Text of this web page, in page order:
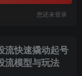
您还未登录
流快速撬动起号
流模型与玩法